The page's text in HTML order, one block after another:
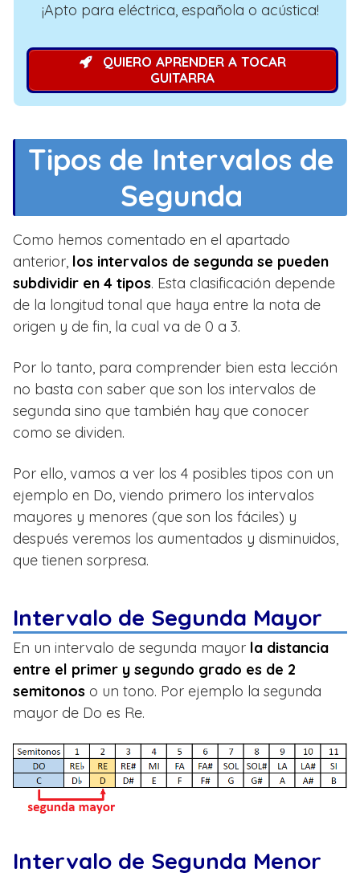
¡Apto para eléctrica, española o acústica!
QUIERO APRENDER A TOCAR
GUITARRA
Tipos de Intervalos de
Segunda
Como hemos comentado en el apartado
anterior, los intervalos de segunda se pueden
subdividir en 4 tipos. Esta clasificación depende
de la longitud tonal que haya entre la nota de
origen y de fin, la cual va de 0 a 3.
Por lo tanto, para comprender bien esta lección
no basta con saber que son los intervalos de
segunda sino que también hay que conocer
como se dividen.
Por ello, vamos a ver los 4 posibles tipos con un
ejemplo en Do, viendo primero los intervalos
mayores y menores (que son los fáciles) y
después veremos los aumentados y disminuidos,
que tienen sorpresa.
Intervalo de Segunda Mayor
En un intervalo de segunda mayor la distancia
entre el primer y segundo grado es de 2
semitonos o un tono. Por ejemplo la segunda
mayor de Do es Re.
Intervalo de Segunda Menor